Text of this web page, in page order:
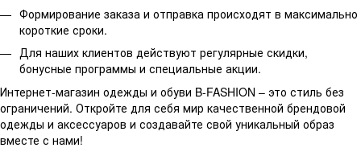
Формирование заказа и отправка происходят в максимально
короткие сроки.
Для наших клиентов действуют регулярные скидки,
бонусные программы и специальные акции.
Интернет-магазин одежды и обуви B-FASHION – это стиль без
ограничений. Откройте для себя мир качественной брендовой
одежды и аксессуаров и создавайте свой уникальный образ
вместе с нами!